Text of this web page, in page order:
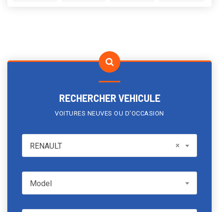
RECHERCHER VEHICULE
VOITURES NEUVES OU D'OCCASION
RENAULT ×
RENAULT
ModelModel